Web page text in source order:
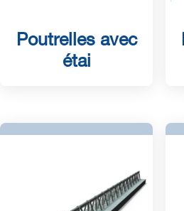
Poutrelles avec
étai